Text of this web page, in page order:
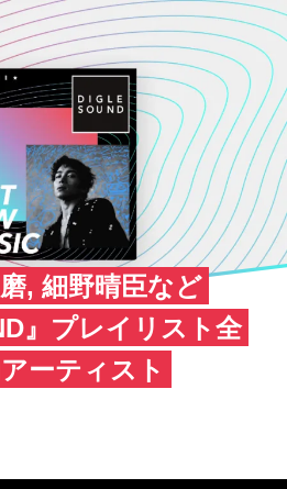
, 細野晴臣など
』プレイリスト全
ーティスト